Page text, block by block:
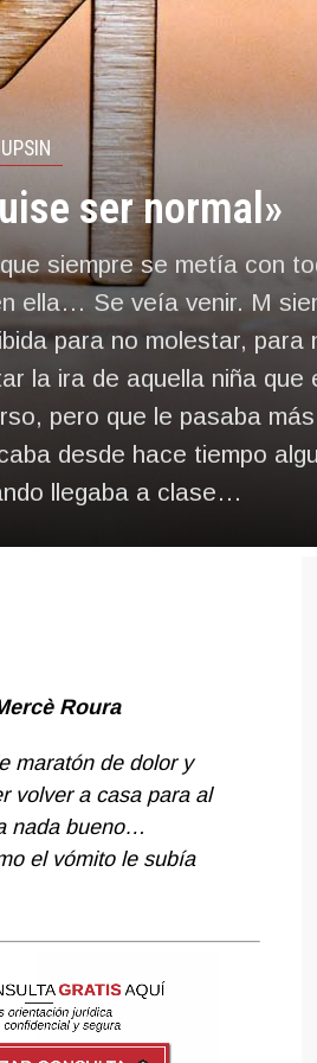
ser normal»
siempre se metía con
ella… Se veía venir. M
para no molestar, para
la ira de aquella niña que
pero que le pasaba
desde hace tiempo
llegaba a clase…
Roura
maratón de dolor y
volver a casa para al
nada bueno…
el vómito le subía